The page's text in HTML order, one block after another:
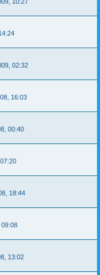
02:32
16:03
00:40
18:44
13:02